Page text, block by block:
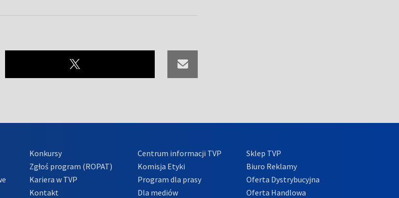
Konkursy
Zgłoś program (ROPAT)
Kariera w TVP
Kontakt
Centrum informacji TVP
Komisja Etyki
Program dla prasy
Dla mediów
Sklep TVP
Biuro Reklamy
Oferta Dystrybucyjna
Oferta Handlowa